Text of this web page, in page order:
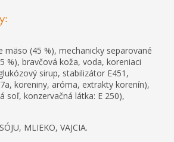
mäso (45 %), mechanicky separované
%), bravčová koža, voda, koreniaci
sirup, stabilizátor E451,
koreniny, aróma, extrakty korenín),
soľ, konzervačná látka: E 250),
MLIEKO, VAJCIA.